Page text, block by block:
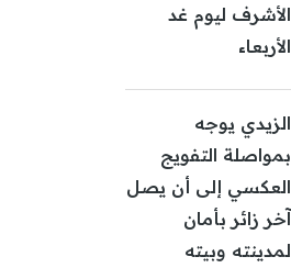
الأشرف ليوم غد
الأربعاء
الزيدي يوجه
بمواصلة التفويج
العكسي إلى أن يصل
آخر زائر بأمان
لمدينته وبيته